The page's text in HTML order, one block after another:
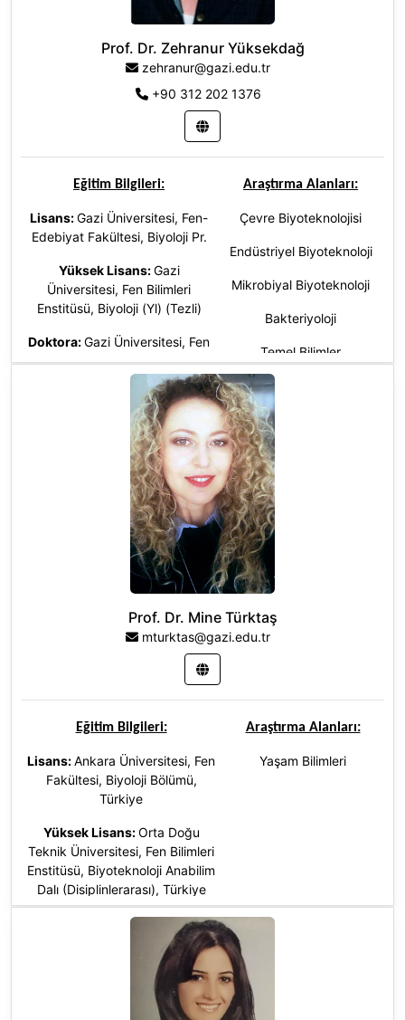
Nörobiyoloji
Prof. Dr. Zehranur Yüksekdağ
zehranur@gazi.edu.tr
+90 312 202 1376
Eğitim Bilgileri: Araştırma Alanları:
Lisans:Gazi Üniversitesi, Fen-
Edebiyat Fakültesi, Biyoloji Pr.
Yüksek Lisans:Gazi
Üniversitesi, Fen Bilimleri
Enstitüsü, Biyoloji (Yl) (Tezli)
Doktora:Gazi Üniversitesi, Fen
Bilimleri Enstitüsü, Biyoloji (Dr),
Türkiye
Çevre Biyoteknolojisi
Endüstriyel Biyoteknoloji
Mikrobiyal Biyoteknoloji
Bakteriyoloji
Temel Bilimler
Prof. Dr. Mine Türktaş
mturktas@gazi.edu.tr
Eğitim Bilgileri: Araştırma Alanları:
Lisans:Ankara Üniversitesi, Fen
Fakültesi, Biyoloji Bölümü,
Türkiye
Yüksek Lisans:Orta Doğu
Teknik Üniversitesi, Fen Bilimleri
Enstitüsü, Biyoteknoloji Anabilim
Dalı (Disiplinlerarası), Türkiye
Universtat Für
Bodenkultur Wien, Gıda Kimyası
Ve Bioteknoloji, Avusturya
Yaşam Bilimleri